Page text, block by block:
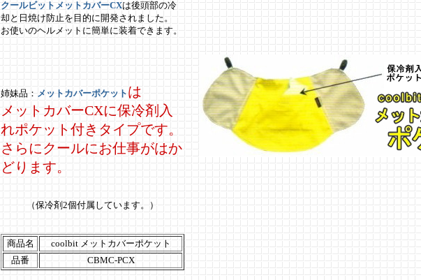
クールビットメットカバーCXは後頭部の冷
却と日焼け防止を目的に開発されました。
お使いのヘルメットに簡単に装着できます。
姉妹品： メットカバーポケット は
メットカバーCXに保冷剤入
れポケット付きタイプです。
さらにクールにお仕事がはか
どります。
（保冷剤2個付属しています。）
商品名
coolbit メットカバーポケット
品番
CBMC-PCX